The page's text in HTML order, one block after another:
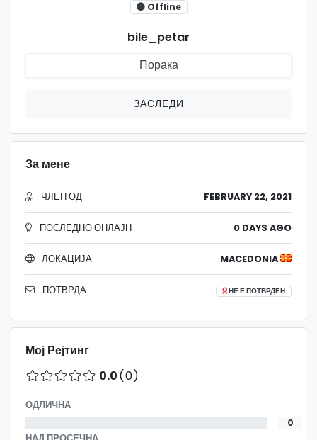
Offline
bile_petar
Порака
ЗАСЛЕДИ
За мене
ЧЛЕН ОД FEBRUARY 22, 2021
ПОСЛЕДНО ОНЛАЈН 0 DAYS AGO
ЛОКАЦИЈА MACEDONIA
ПОТВРДА НЕ Е ПОТВРДЕН
Мој Рејтинг
0.0(0)
ОДЛИЧНА
0